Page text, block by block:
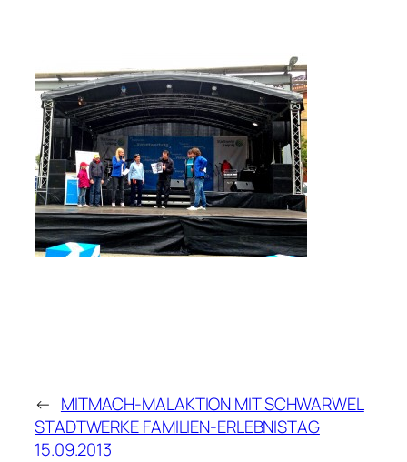
← MITMACH-MALAKTION MIT SCHWARWEL
STADTWERKE FAMILIEN-ERLEBNISTAG
15.09.2013